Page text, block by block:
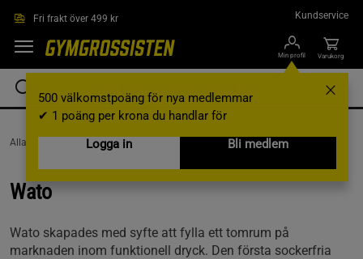
Fri frakt över 499 kr Kundservice
Min profil
500 välkomstpoäng för nya medlemmar
✔ 1 poäng per krona du handlar för
Logga in
Bli medlem
Varukorg
AllaVarumärken / Wato
Wato
Wato skapades med syfte att fylla ett tomrum på
marknaden inom funktionell dryck. Den första sockerfria